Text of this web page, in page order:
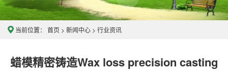
当前位置： 首页 > 新闻中心 > 行业资讯
蜡模精密铸造Wax loss precision casting